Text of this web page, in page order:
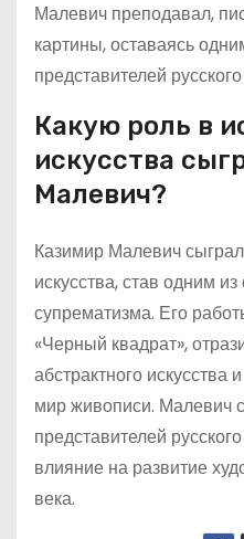
Малевич преподавал,
картины, оставаясь
представителей
Какую роль в
искусства
Малевич?
Казимир Малевич
искусства, став одним
супрематизма. Его
«Черный квадрат»,
абстрактного искусства
мир живописи. Малевич
представителей
влияние на развитие
века.